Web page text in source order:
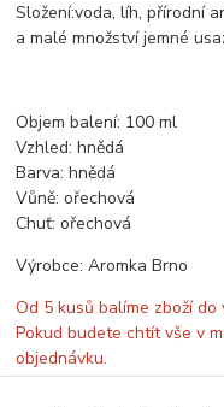
Složení:voda, líh, přírodní
a malé množství jemné
Objem balení: 100 ml
Vzhled: hnědá
Barva: hnědá
Vůně: ořechová
Chuť: ořechová
Výrobce: Aromka Brno
Od 5 kusů balíme zboží
Pokud budete chtít vše v
objednávku.